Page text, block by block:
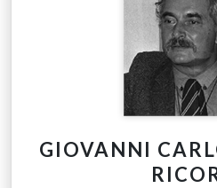
GIOVANNI